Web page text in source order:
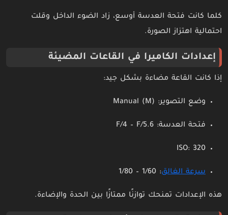
كلما كانت فتحة العدسة أوسع، زاد الضوء الداخل وقلت
احتمالية اهتزاز الصورة.
إعدادات الكاميرا في القاعات المضيئة
إذا كانت القاعة مضاءة بشكل جيد:
وضع التصوير: Manual (M)
فتحة العدسة: F/4 – F/5.6
ISO: 320
سرعة الغالق: 1/60 – 1/80
هذه الإعدادات تمنحك توازنًا ممتازًا بين الحدة والإضاءة.